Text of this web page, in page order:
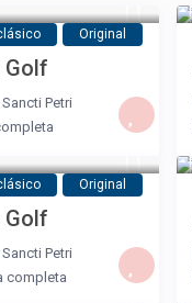
Original
Golf
Petri
Original
Golf
Petri
completa